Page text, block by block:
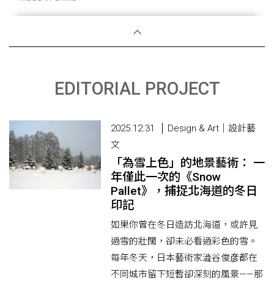
EDITORIAL PROJECT
2025.12.31
Design & Art｜設計藝
文
「為雪上色」的地景藝術： 一
年僅此一次的《Snow
Pallet》，捕捉北海道的冬日
印記
如果你曾在冬日造訪北海道，或許見
過雪的壯闊，卻未必看過彩色的雪。
每年冬天，日本藝術家澁谷俊彦都在
不同城市留下短暫卻深刻的風景——那